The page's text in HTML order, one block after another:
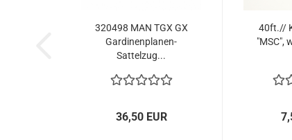
320498 MAN TGX GX
Gardinenplanen-
Sattelzug...
36,50 EUR
40ft.//
"MSC",